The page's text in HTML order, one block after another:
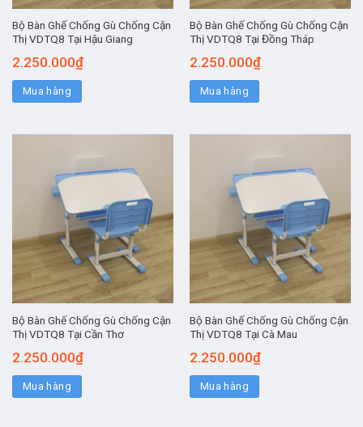
Bộ Bàn Ghế Chống Gù Chống Cận
Thị VDTQ8 Tại Hậu Giang
2.250.000₫
Mua hàng
Bộ Bàn Ghế Chống Gù Chống Cận
Thị VDTQ8 Tại Đồng Tháp
2.250.000₫
Mua hàng
Bộ Bàn Ghế Chống Gù Chống Cận
Thị VDTQ8 Tại Cần Thơ
2.250.000₫
Mua hàng
Bộ Bàn Ghế Chống Gù Chống Cận
Thị VDTQ8 Tại Cà Mau
2.250.000₫
Mua hàng